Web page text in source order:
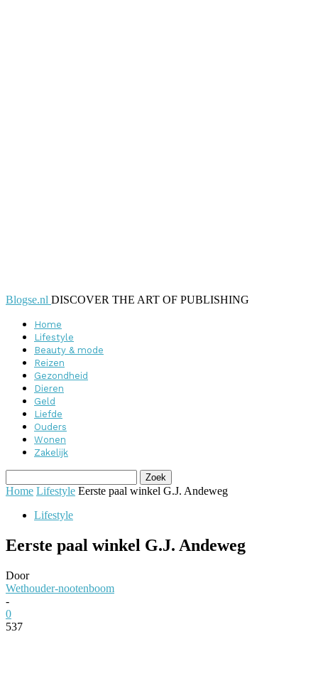
Blogse.nl DISCOVER THE ART OF PUBLISHING
Home
Lifestyle
Beauty & mode
Reizen
Gezondheid
Dieren
Geld
Liefde
Ouders
Wonen
Zakelijk
Home Lifestyle Eerste paal winkel G.J. Andeweg
Lifestyle
Eerste paal winkel G.J. Andeweg
Door
Wethouder-nootenboom
-
0
537